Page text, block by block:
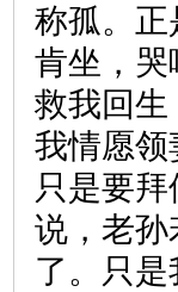
称孤。正
肯坐，哭
救我回生
我情愿领
只是要
说，老孙
了。只